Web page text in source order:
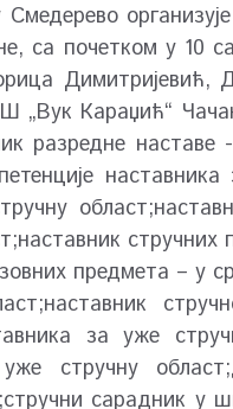
са почетком у 10
Димитријевић,
„Вук Караџић“
разредне
предмета – у
за уже
стручну
сарадник у